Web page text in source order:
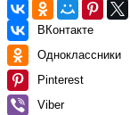
ВКонтакте
Одноклассники
Pinterest
Viber